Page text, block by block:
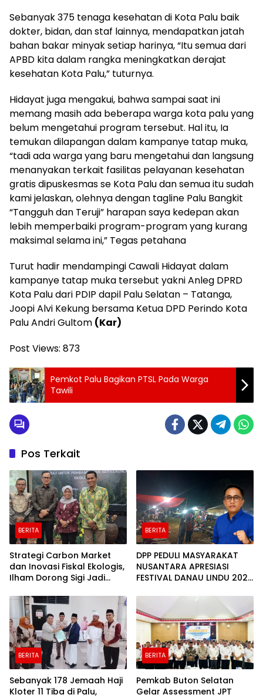
Sebanyak 375 tenaga kesehatan di Kota Palu baik
dokter, bidan, dan staf lainnya, mendapatkan jatah
bahan bakar minyak setiap harinya, “Itu semua dari
APBD kita dalam rangka meningkatkan derajat
kesehatan Kota Palu,” tuturnya.
Hidayat juga mengakui, bahwa sampai saat ini
memang masih ada beberapa warga kota palu yang
belum mengetahui program tersebut. Hal itu, Ia
temukan dilapangan dalam kampanye tatap muka,
“tadi ada warga yang baru mengetahui dan langsung
menanyakan terkait fasilitas pelayanan kesehatan
gratis dipuskesmas se Kota Palu dan semua itu sudah
kami jelaskan, olehnya dengan tagline Palu Bangkit
“Tangguh dan Teruji” harapan saya kedepan akan
lebih memperbaiki program-program yang kurang
maksimal selama ini,” Tegas petahana
Turut hadir mendampingi Cawali Hidayat dalam
kampanye tatap muka tersebut yakni Anleg DPRD
Kota Palu dari PDIP dapil Palu Selatan – Tatanga,
Joopi Alvi Kekung bersama Ketua DPD Perindo Kota
Palu Andri Gultom (Kar)
Post Views: 873
Pemkot Palu Bagikan PTSL Pada Warga
Tawili
Pos Terkait
BERITA
Strategi Carbon Market
dan Inovasi Fiskal Ekologis,
Ilham Dorong Sigi Jadi
Sejahtera
BERITA
DPP PEDULI MASYARAKAT
NUSANTARA APRESIASI
FESTIVAL DANAU LINDU 2026
DAN EKONOMI KERAKYATAN
BERITA
Sebanyak 178 Jemaah Haji
Kloter 11 Tiba di Palu,
BERITA
Pemkab Buton Selatan
Gelar Assessment JPT